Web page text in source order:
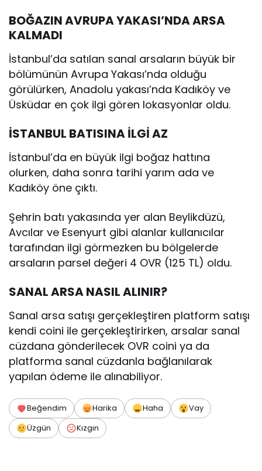
BOĞAZIN AVRUPA YAKASI’NDA ARSA
KALMADI
İstanbul’da satılan sanal arsaların büyük bir
bölümünün Avrupa Yakası’nda olduğu
görülürken, Anadolu yakası’nda Kadıköy ve
Üsküdar en çok ilgi gören lokasyonlar oldu.
İSTANBUL BATISINA İLGİ AZ
İstanbul’da en büyük ilgi boğaz hattına
olurken, daha sonra tarihi yarım ada ve
Kadıköy öne çıktı.
Şehrin batı yakasında yer alan Beylikdüzü,
Avcılar ve Esenyurt gibi alanlar kullanıcılar
tarafından ilgi görmezken bu bölgelerde
arsaların parsel değeri 4 OVR (125 TL) oldu.
SANAL ARSA NASIL ALINIR?
Sanal arsa satışı gerçekleştiren platform satışı
kendi coini ile gerçekleştirirken, arsalar sanal
cüzdana gönderilecek OVR coini ya da
platforma sanal cüzdanla bağlanılarak
yapılan ödeme ile alınabiliyor.
Beğendim Harika Haha
Vay
Üzgün
Kızgın